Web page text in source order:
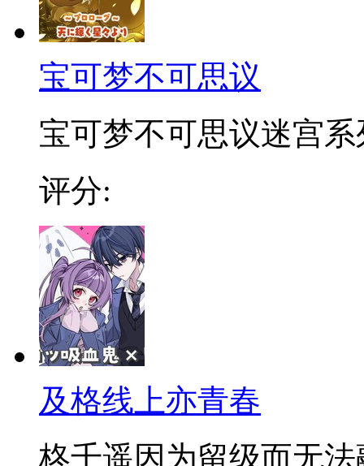
宝可梦不可思议
宝可梦不可思议迷宫系
评分:
及格线上亦青春
柊千遥因为留级而无法